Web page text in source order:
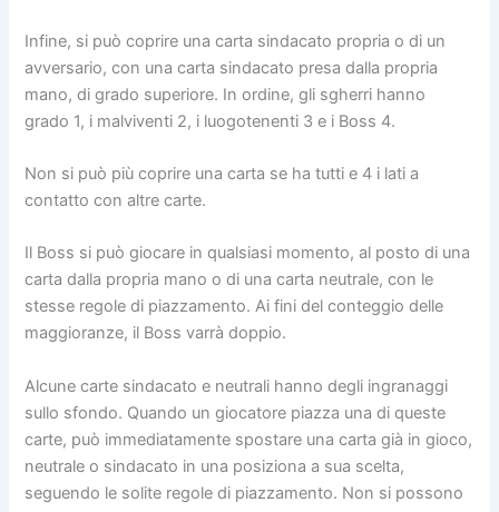
Infine, si può coprire una carta sindacato propria o di un
avversario, con una carta sindacato presa dalla propria
mano, di grado superiore. In ordine, gli sgherri hanno
grado 1, i malviventi 2, i luogotenenti 3 e i Boss 4.
Non si può più coprire una carta se ha tutti e 4 i lati a
contatto con altre carte.
Il Boss si può giocare in qualsiasi momento, al posto di una
carta dalla propria mano o di una carta neutrale, con le
stesse regole di piazzamento. Ai fini del conteggio delle
maggioranze, il Boss varrà doppio.
Alcune carte sindacato e neutrali hanno degli ingranaggi
sullo sfondo. Quando un giocatore piazza una di queste
carte, può immediatamente spostare una carta già in gioco,
neutrale o sindacato in una posiziona a sua scelta,
seguendo le solite regole di piazzamento. Non si possono